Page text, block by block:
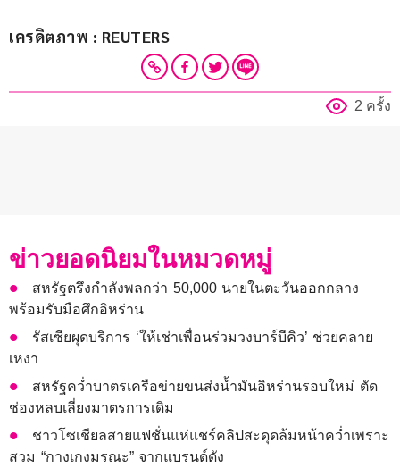
เครดิตภาพ : REUTERS
2 ครั้ง
ข่าวยอดนิยมในหมวดหมู่
สหรัฐตรึงกำลังพลกว่า 50,000 นายในตะวันออกกลาง
พร้อมรับมือศึกอิหร่าน
รัสเซียผุดบริการ ‘ให้เช่าเพื่อนร่วมวงบาร์บีคิว’ ช่วยคลาย
เหงา
สหรัฐคว่ำบาตรเครือข่ายขนส่งน้ำมันอิหร่านรอบใหม่ ตัด
ช่องหลบเลี่ยงมาตรการเดิม
ชาวโซเชียลสายแฟชั่นแห่แชร์คลิปสะดุดล้มหน้าคว่ำเพราะ
สวม “กางเกงมรณะ” จากแบรนด์ดัง